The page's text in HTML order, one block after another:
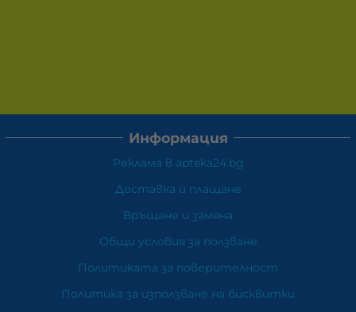
Информация
Реклама в apteka24.bg
Доставка и плащане
Връщане и замяна
Общи условия за ползване
Политиката за поверителност
Политика за използване на бисквитки